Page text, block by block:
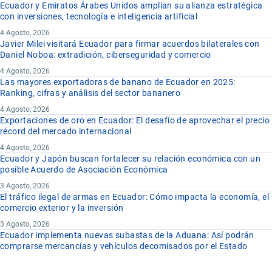
Ecuador y Emiratos Árabes Unidos amplían su alianza estratégica
con inversiones, tecnología e inteligencia artificial
4 Agosto, 2026
Javier Milei visitará Ecuador para firmar acuerdos bilaterales con
Daniel Noboa: extradición, ciberseguridad y comercio
4 Agosto, 2026
Las mayores exportadoras de banano de Ecuador en 2025:
Ranking, cifras y análisis del sector bananero
4 Agosto, 2026
Exportaciones de oro en Ecuador: El desafío de aprovechar el precio
récord del mercado internacional
4 Agosto, 2026
Ecuador y Japón buscan fortalecer su relación económica con un
posible Acuerdo de Asociación Económica
3 Agosto, 2026
El tráfico ilegal de armas en Ecuador: Cómo impacta la economía, el
comercio exterior y la inversión
3 Agosto, 2026
Ecuador implementa nuevas subastas de la Aduana: Así podrán
comprarse mercancías y vehículos decomisados por el Estado